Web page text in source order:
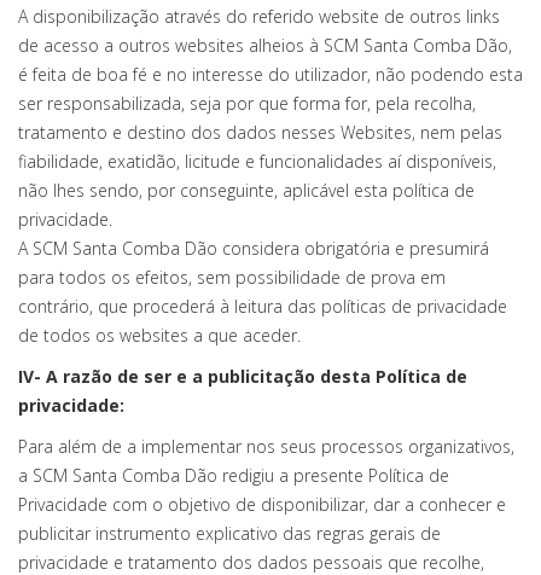
A disponibilização através do referido website de outros links
de acesso a outros websites alheios à SCM Santa Comba Dão,
é feita de boa fé e no interesse do utilizador, não podendo esta
ser responsabilizada, seja por que forma for, pela recolha,
tratamento e destino dos dados nesses Websites, nem pelas
fiabilidade, exatidão, licitude e funcionalidades aí disponíveis,
não lhes sendo, por conseguinte, aplicável esta política de
privacidade.
A SCM Santa Comba Dão considera obrigatória e presumirá
para todos os efeitos, sem possibilidade de prova em
contrário, que procederá à leitura das políticas de privacidade
de todos os websites a que aceder.
IV- A razão de ser e a publicitação desta Política de
privacidade:
Para além de a implementar nos seus processos organizativos,
a SCM Santa Comba Dão redigiu a presente Política de
Privacidade com o objetivo de disponibilizar, dar a conhecer e
publicitar instrumento explicativo das regras gerais de
privacidade e tratamento dos dados pessoais que recolhe,